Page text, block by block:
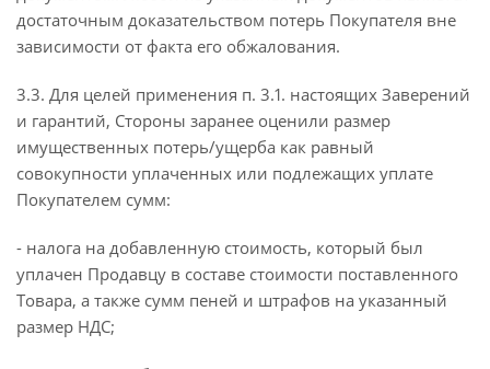
достаточным доказательством потерь Покупателя вне
зависимости от факта его обжалования.
3.3. Для целей применения п. 3.1. настоящих Заверений
и гарантий, Стороны заранее оценили размер
имущественных потерь/ущерба как равный
совокупности уплаченных или подлежащих уплате
Покупателем сумм:
- налога на добавленную стоимость, который был
уплачен Продавцу в составе стоимости поставленного
Товара, а также сумм пеней и штрафов на указанный
размер НДС;